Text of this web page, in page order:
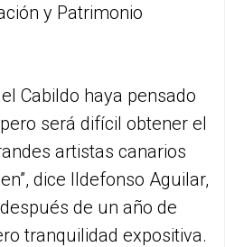
y Patrimonio
Cabildo haya pensado
será difícil obtener el
artistas canarios
dice Ildefonso Aguilar,
de un año de
tranquilidad expositiva.